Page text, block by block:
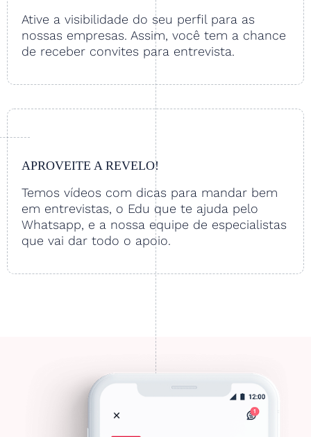
Ative a visibilidade do seu perfil para as
nossas empresas. Assim, você tem a chance
de receber convites para entrevista.
APROVEITE A REVELO!
Temos vídeos com dicas para mandar bem
em entrevistas, o Edu que te ajuda pelo
Whatsapp, e a nossa equipe de especialistas
que vai dar todo o apoio.